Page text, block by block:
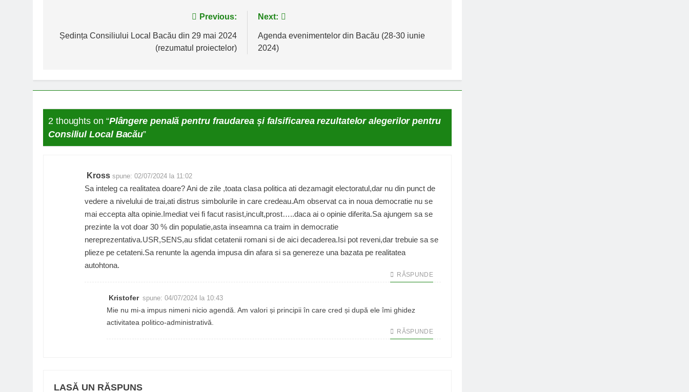
în
Previous:
Ședința Consiliului Local Bacău din 29 mai 2024
(rezumatul proiectelor)
Next:
Agenda evenimentelor din Bacău (28-30 iunie
2024)
2 thoughts on “Plângere penală pentru fraudarea și falsificarea rezultatelor alegerilor pentru
Consiliul Local Bacău”
Kross spune: 02/07/2024 la 11:02
Sa inteleg ca realitatea doare? Ani de zile ,toata clasa politica ati dezamagit electoratul,dar nu din punct de
vedere a nivelului de trai,ati distrus simbolurile in care credeau.Am observat ca in noua democratie nu se
mai eccepta alta opinie.Imediat vei fi facut rasist,incult,prost…..daca ai o opinie diferita.Sa ajungem sa se
prezinte la vot doar 30 % din populatie,asta inseamna ca traim in democratie
nereprezentativa.USR,SENS,au sfidat cetatenii romani si de aici decaderea.Isi pot reveni,dar trebuie sa se
plieze pe cetateni.Sa renunte la agenda impusa din afara si sa genereze una bazata pe realitatea
autohtona.
RĂSPUNDE
Kristofer spune: 04/07/2024 la 10:43
Mie nu mi-a impus nimeni nicio agendă. Am valori și principii în care cred și după ele îmi ghidez
activitatea politico-administrativă.
RĂSPUNDE
LASĂ UN RĂSPUNS